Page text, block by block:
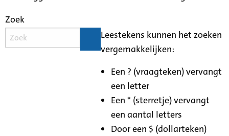
Zoek
Leestekens kunnen het zoeken
vergemakkelijken:
Een ? (vraagteken) vervangt
een letter
Een * (sterretje) vervangt
een aantal letters
Door een $ (dollarteken)